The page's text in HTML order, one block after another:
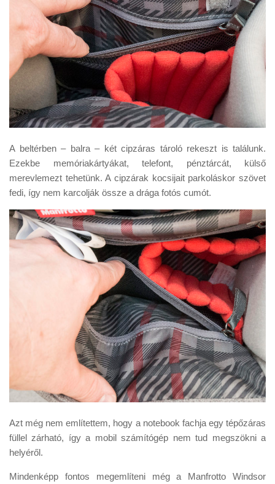
A beltérben – balra – két cipzáras tároló rekeszt is találunk.
Ezekbe memóriakártyákat, telefont, pénztárcát, külső
merevlemezt tehetünk. A cipzárak kocsijait parkoláskor szövet
fedi, így nem karcolják össze a drága fotós cumót.
Azt még nem említettem, hogy a notebook fachja egy tépőzáras
füllel zárható, így a mobil számítógép nem tud megszökni a
helyéről.
Mindenképp fontos megemlíteni még a Manfrotto Windsor